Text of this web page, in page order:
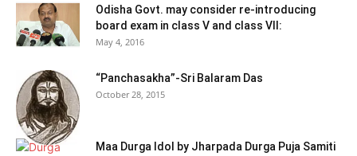
Odisha Govt. may consider re-introducing
board exam in class V and class VII:
May 4, 2016
“Panchasakha”-Sri Balaram Das
October 28, 2015
Maa Durga Idol by Jharpada Durga Puja Samiti